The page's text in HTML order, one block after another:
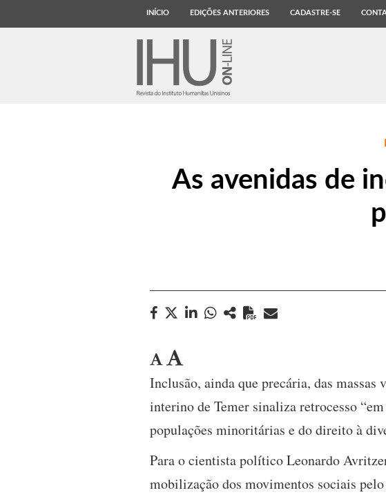
INÍCIO EDIÇÕES ANTERIORES CADASTRE-SE
As avenidas de
Inclusão, ainda que precária, das
interino de Temer sinaliza retrocesso
populações minoritárias e do direito à
Para o cientista político Leonardo
mobilização dos movimentos sociais